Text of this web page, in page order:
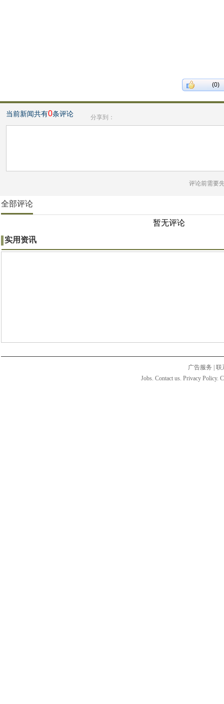
(0)
当前新闻共有0条评论 分享到：
评论前需要
全部评论
暂无评论
实用资讯
广告服务
联
Jobs. Contact us. Privacy Policy.